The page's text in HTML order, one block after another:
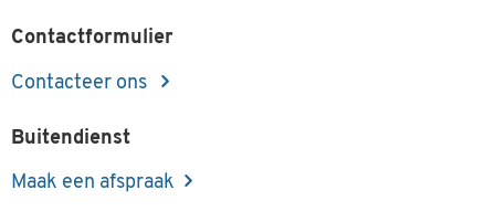
Contactformulier
Contacteer ons
Buitendienst
Maak een afspraak